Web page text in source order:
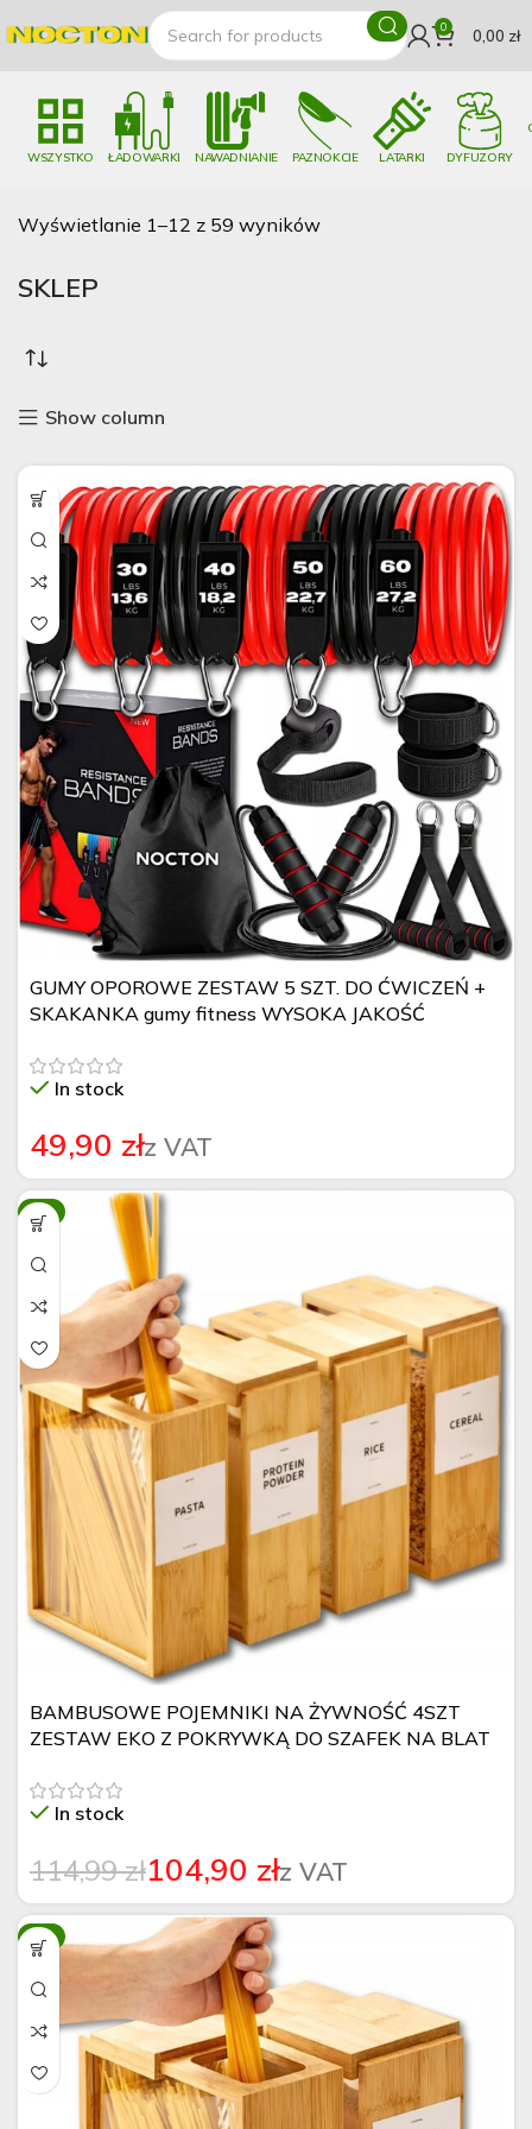
0 0,00 zł
WSZYSTKO ŁADOWARKI NAWADNIANIE PAZNOKCIE LATARKI DYFUZORY
Wyświetlanie 1–12 z 59 wyników
SKLEP
Show column
GUMY OPOROWE ZESTAW 5 SZT. DO ĆWICZEŃ +
SKAKANKA gumy fitness WYSOKA JAKOŚĆ
In stock
zł
-9%
BAMBUSOWE POJEMNIKI NA ŻYWNOŚĆ 4SZT
ZESTAW EKO Z POKRYWKĄ DO SZAFEK NA BLAT
In stock
114,99zł104,90 zł
-7%